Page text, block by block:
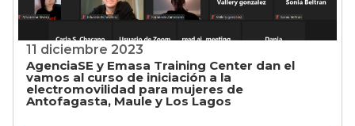
11 diciembre 2023
AgenciaSE y Emasa Training Center dan el
vamos al curso de iniciación a la
electromovilidad para mujeres de
Antofagasta, Maule y Los Lagos